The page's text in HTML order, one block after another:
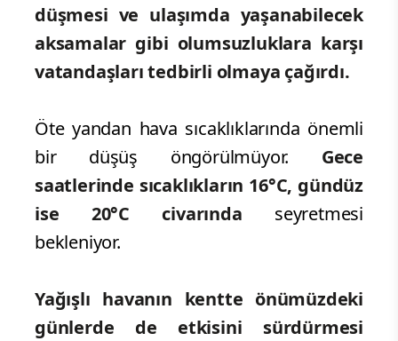
düşmesi ve ulaşımda yaşanabilecek
aksamalar gibi olumsuzluklara karşı
vatandaşları tedbirli olmaya çağırdı.
Öte yandan hava sıcaklıklarında önemli
bir düşüş öngörülmüyor. Gece
saatlerinde sıcaklıkların 16°C, gündüz
ise 20°C civarında seyretmesi
bekleniyor.
Yağışlı havanın kentte önümüzdeki
günlerde de etkisini sürdürmesi